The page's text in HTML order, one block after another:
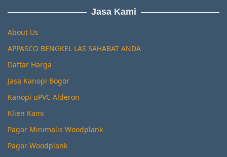
Jasa Kami
About Us
APPASCO BENGKEL LAS SAHABAT ANDA
Daftar Harga
Jasa Kanopi Bogor
Kanopi uPVC Alderon
Klien Kami
Pagar Minimalis Woodplank
Pagar Woodplank